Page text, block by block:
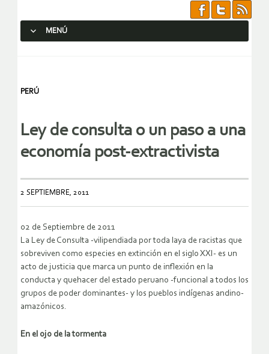
MENÚ
PERÚ
Ley de consulta o un paso a una
economía post-extractivista
2 SEPTIEMBRE, 2011
02 de Septiembre de 2011
La Ley de Consulta -vilipendiada por toda laya de racistas que
sobreviven como especies en extinción en el siglo XXI- es un
acto de justicia que marca un punto de inflexión en la
conducta y quehacer del estado peruano -funcional a todos los
grupos de poder dominantes- y los pueblos indígenas andino-
amazónicos.
En el ojo de la tormenta